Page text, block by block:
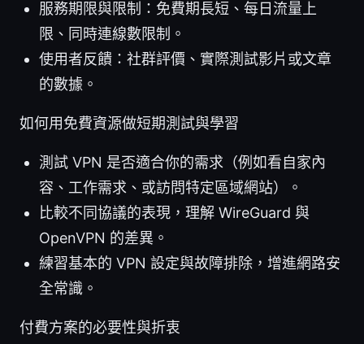
服務期限與限制：免費期長短、每日流量上
限、同時連線數限制。
使用者反饋：社群評價、實際測試影片或文章
的數據。
如何用免費資源做短期測試與學習
測試 VPN 是否適合你的需求（例如看自家內
容、工作需求、或訪問特定區域網站）。
比較不同協議的表現，理解 WireGuard 與
OpenVPN 的差異。
練習基本的 VPN 設定與故障排除，增進網路安
全常識。
付費方案的必要性與折衷